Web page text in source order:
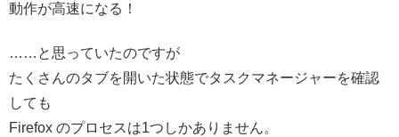
動作が高速になる！
……と思っていたのですが
たくさんのタブを開いた状態でタスクマネージャーを確認
しても
Firefox のプロセスは1つしかありません。